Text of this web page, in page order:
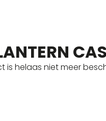
is helaas niet meer